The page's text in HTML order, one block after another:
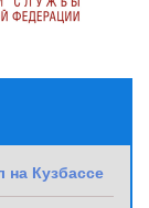
на Кузбассе